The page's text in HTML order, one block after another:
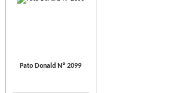
Pato Donald Nº 2099